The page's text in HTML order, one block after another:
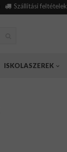
Szállítási feltételek
ISKOLASZEREK